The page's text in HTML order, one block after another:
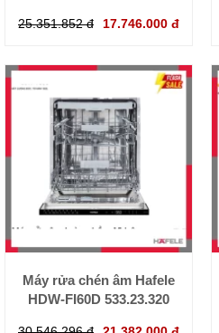
25.351.852 đ 17.746.000 đ
Máy rửa chén âm Hafele
HDW-FI60D 533.23.320